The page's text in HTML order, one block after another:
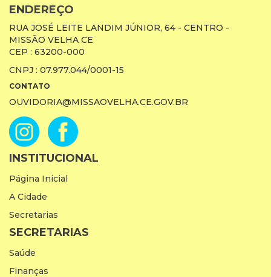
ENDEREÇO
RUA JOSÉ LEITE LANDIM JÚNIOR, 64 - CENTRO -
MISSÃO VELHA CE
CEP : 63200-000
CNPJ : 07.977.044/0001-15
CONTATO
OUVIDORIA@MISSAOVELHA.CE.GOV.BR
INSTITUCIONAL
Página Inicial
A Cidade
Secretarias
SECRETARIAS
Saúde
Finanças